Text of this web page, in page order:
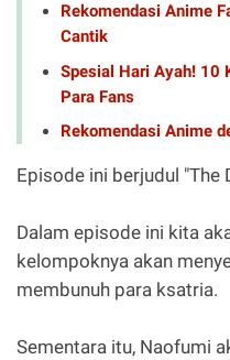
Rekomendasi Anime
Cantik
Spesial Hari Ayah! 10
Para Fans
Rekomendasi Anime
Episode ini berjudul "The
Dalam episode ini kita
kelompoknya akan
membunuh para ksatria.
Sementara itu, Naofumi